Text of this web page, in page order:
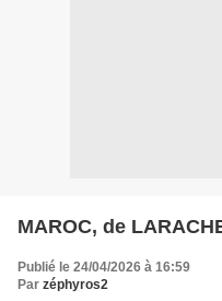
MAROC, de
Publié le 24/04/2026 à 16:59
Par zéphyros2